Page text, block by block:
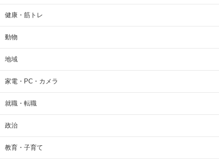
健康・筋トレ
動物
地域
家電・PC・カメラ
就職・転職
政治
教育・子育て